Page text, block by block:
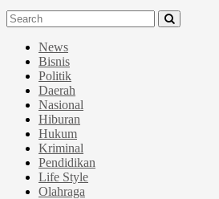
News
Bisnis
Politik
Daerah
Nasional
Hiburan
Hukum
Kriminal
Pendidikan
Life Style
Olahraga